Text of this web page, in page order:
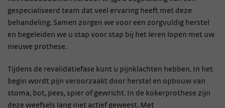
gespecialiseerd team dat veel ervaring heeft met deze
behandeling. Samen zorgen we voor een zorgvuldig herstel
en begeleiden we u stap voor stap bij het leren lopen met uw
nieuwe prothese.
Tijdens de revalidatiefase kunt u pijnklachten hebben. In het
begin wordt pijn veroorzaakt door herstel en opbouw van
stoma, bot, pees, spier of gewricht. In de kokerprothese zijn
deze weefsels lang niet actief geweest. Met